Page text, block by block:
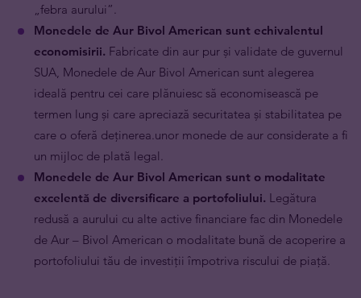
„febra aurului”.
Monedele de Aur Bivol American sunt echivalentul
economisirii. Fabricate din aur pur și validate de guvernul
SUA, Monedele de Aur Bivol American sunt alegerea
ideală pentru cei care plănuiesc să economisească pe
termen lung și care apreciază securitatea și stabilitatea pe
care o oferă deținerea.unor monede de aur considerate a fi
un mijloc de plată legal.
Monedele de Aur Bivol American sunt o modalitate
excelentă de diversificare a portofoliului. Legătura
redusă a aurului cu alte active financiare fac din Monedele
de Aur – Bivol American o modalitate bună de acoperire a
portofoliului tău de investiții împotriva riscului de piață.